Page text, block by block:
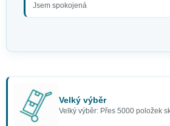
Jsem spokojená
Velký výběr
Velký výběr: Přes 5000 položek